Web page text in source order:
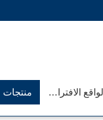
منتجات عرض الواقع الافتراضي